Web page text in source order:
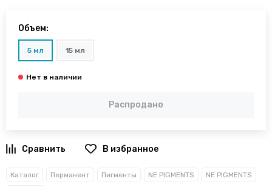
Объем:
5 мл 15 мл
Распродано
В избранное
Каталог Перманент Пигменты NE PIGMENTS NE PIGMENTS